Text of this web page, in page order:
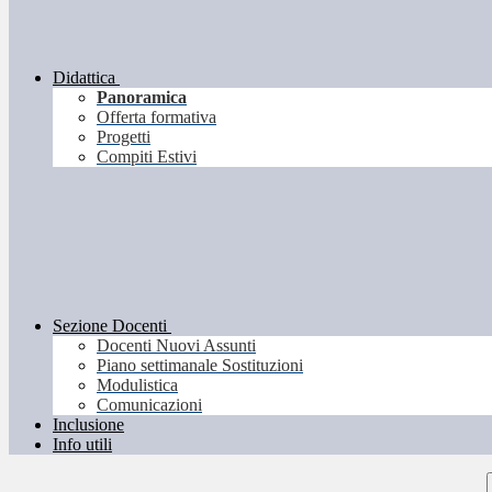
Didattica
Panoramica
Offerta formativa
Progetti
Compiti Estivi
Sezione Docenti
Docenti Nuovi Assunti
Piano settimanale Sostituzioni
Modulistica
Comunicazioni
Inclusione
Info utili